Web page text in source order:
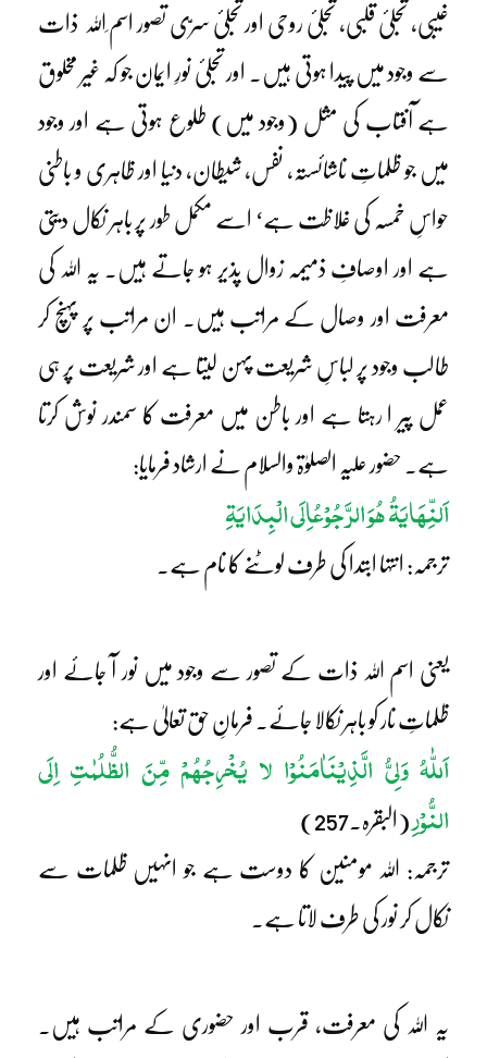
غیبی، تجلیٔ قلبی، تجلیٔ روحی اور تجلیٔ سرّی تصور اسم ِاللہ ذات
سے وجود میں پیدا ہوتی ہیں۔ اور تجلیٔ نورِ ایمان جو کہ غیر مخلوق
ہے آفتاب کی مثل (وجود میں) طلوع ہوتی ہے اور وجود
میں جو ظلماتِ ناشائستہ، نفس، شیطان، دنیا اور ظاہری و باطنی
حواسِ خمسہ کی غلاظت ہے‘ اسے مکمل طور پر باہر نکال دیتی
ہے اور اوصافِ ذمیمہ زوال پذیر ہو جاتے ہیں۔ یہ اللہ کی
معرفت اور وصال کے مراتب ہیں۔ ان مراتب پر پہنچ کر
طالب وجود پر لباسِ شریعت پہن لیتا ہے اور شریعت پر ہی
عمل پیر ا رہتا ہے اور باطن میں معرفت کا سمندر نوش کرتا
ہے۔ حضور علیہ الصلوٰۃ والسلام نے ارشاد فرمایا:
اَلنِّھَایَۃُ ھُوَ الرَّجُوْعُاِلَی الْبِدَایَۃِ
ترجمہ: انتہا ابتدا کی طرف لوٹنے کا نام ہے۔
یعنی اسم اللہ ذات کے تصور سے وجود میں نور آ جائے اور
ظلماتِ نار کو باہر نکالا جائے۔ فرمانِ حق تعالیٰ ہے:
اَللّٰہُ وَلِیُّ الَّذِیْنَاٰمَنُوْا لا یُخْرِجُھُمْ مِّنَ الظُّلُمٰتِ اِلَی
النُّوْرِ(البقرہ۔257)
ترجمہ: اللہ مومنین کا دوست ہے جو انہیں ظلمات سے
نکال کر نور کی طرف لاتا ہے۔
یہ اللہ کی معرفت، قرب اور حضوری کے مراتب ہیں۔